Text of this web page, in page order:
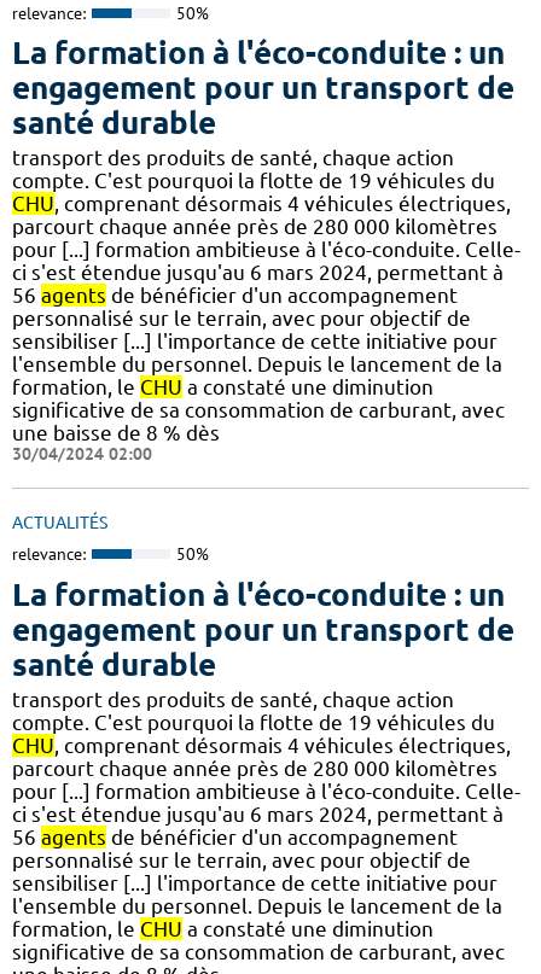
relevance: 50%
La formation à l'éco-conduite : un
engagement pour un transport de
santé durable
transport des produits de santé, chaque action
compte. C'est pourquoi la flotte de 19 véhicules du
CHU, comprenant désormais 4 véhicules électriques,
parcourt chaque année près de 280 000 kilomètres
pour [...] formation ambitieuse à l'éco-conduite. Celle-
ci s'est étendue jusqu'au 6 mars 2024, permettant à
56 agents de bénéficier d'un accompagnement
personnalisé sur le terrain, avec pour objectif de
sensibiliser [...] l'importance de cette initiative pour
l'ensemble du personnel. Depuis le lancement de la
formation, le CHU a constaté une diminution
significative de sa consommation de carburant, avec
une baisse de 8 % dès
30/04/2024 02:00
ACTUALITÉS
relevance: 50%
La formation à l'éco-conduite : un
engagement pour un transport de
santé durable
transport des produits de santé, chaque action
compte. C'est pourquoi la flotte de 19 véhicules du
CHU, comprenant désormais 4 véhicules électriques,
parcourt chaque année près de 280 000 kilomètres
pour [...] formation ambitieuse à l'éco-conduite. Celle-
ci s'est étendue jusqu'au 6 mars 2024, permettant à
56 agents de bénéficier d'un accompagnement
personnalisé sur le terrain, avec pour objectif de
sensibiliser [...] l'importance de cette initiative pour
l'ensemble du personnel. Depuis le lancement de la
formation, le CHU a constaté une diminution
significative de sa consommation de carburant, avec